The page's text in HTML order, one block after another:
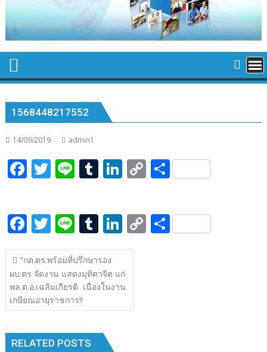
1568448217552
14/09/2019 admin1
F
b
o
o
k
T
er
Li T
bl
r
Li
e
dI
n
C
y
S
e
F
ac
e
b
o
o
k
T
w
itt
er
Li
n
e
T
u
m
bl
Li
n
e
n
C S
แนะแนว
เรื่อง
“กต.ตร.พร้อมที่ปรึกษา​รอง​
ผบ.ตร​ จัดงาน แสดงมุทิตาจิต​ แก่
พล.ต.อ.เฉลิมเกียรติ​ เนื่องในงาน
เกษียณอายุราชการ!!
RELATED POSTS